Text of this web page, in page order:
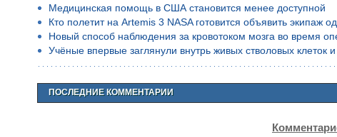
Медицинская помощь в США становится менее доступной
Кто полетит на Artemis 3 NASA готовится объявить экипаж
Новый способ наблюдения за кровотоком мозга во время
Учёные впервые заглянули внутрь живых стволовых клеток
ПОСЛЕДНИЕ КОММЕНТАРИИ